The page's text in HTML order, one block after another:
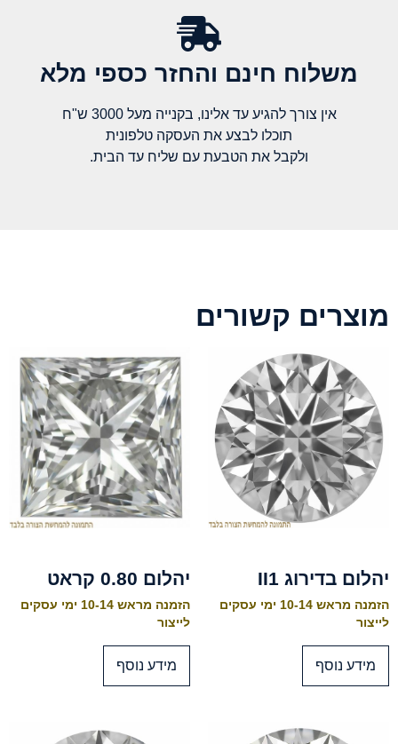
משלוח חינם והחזר כספי מלא​
אין צורך להגיע עד אלינו, בקנייה מעל 3000 ש"ח
תוכלו לבצע את העסקה טלפונית
ולקבל את הטבעת עם שליח עד הבית.
מוצרים קשורים
יהלום בדירוג II1
הזמנה מראש 10-14 ימי עסקים
לייצור
מידע נוסף
יהלום 0.80 קראט
הזמנה מראש 10-14 ימי עסקים
לייצור
מידע נוסף